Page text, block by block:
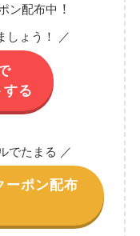
ン配布中 ！
しょう！ ／
る
でたまる ／
ーポン配布